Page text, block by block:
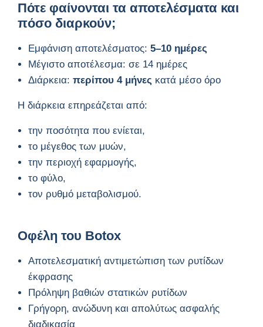
Πότε φαίνονται τα αποτελέσματα και
πόσο διαρκούν;
Εμφάνιση αποτελέσματος: 5–10 ημέρες
Μέγιστο αποτέλεσμα: σε 14 ημέρες
Διάρκεια: περίπου 4 μήνες κατά μέσο όρο
Η διάρκεια επηρεάζεται από:
την ποσότητα που ενίεται,
το μέγεθος των μυών,
την περιοχή εφαρμογής,
το φύλο,
τον ρυθμό μεταβολισμού.
Οφέλη του Botox
Αποτελεσματική αντιμετώπιση των ρυτίδων
έκφρασης
Πρόληψη βαθιών στατικών ρυτίδων
Γρήγορη, ανώδυνη και απολύτως ασφαλής
διαδικασία